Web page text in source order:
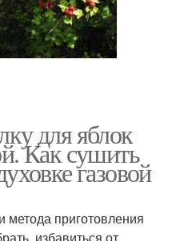
для яблок
Как сушить
газовой
метода приготовления